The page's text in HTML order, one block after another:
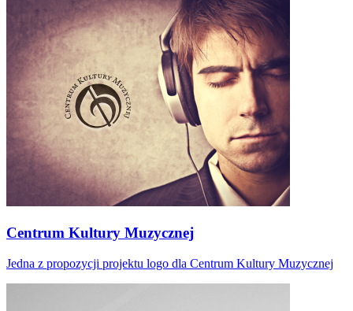
Centrum Kultury Muzycznej
Jedna z propozycji projektu logo dla Centrum Kultury Muzycznej